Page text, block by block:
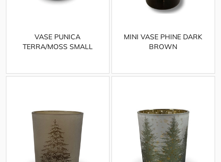
VASE PUNICA
TERRA/MOSS SMALL
MINI VASE PHINE DARK
BROWN